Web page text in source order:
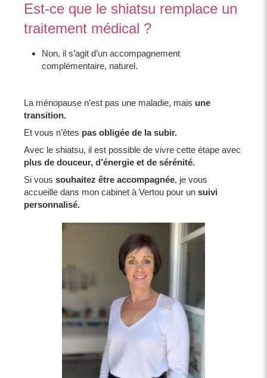
Est-ce que le shiatsu remplace un
traitement médical ?
Non, il s’agit d’un accompagnement
complémentaire, naturel.
La ménopause n’est pas une maladie, mais une
transition.
Et vous n’êtes pas obligée de la subir.
Avec le shiatsu, il est possible de vivre cette étape avec
plus de douceur, d’énergie et de sérénité.
Si vous souhaitez être accompagnée, je vous
accueille dans mon cabinet à Vertou pour un suivi
personnalisé.